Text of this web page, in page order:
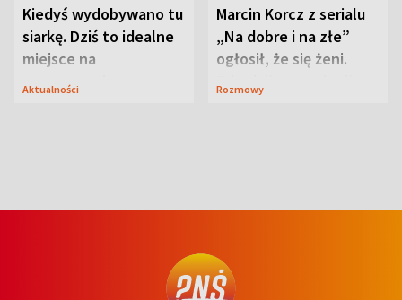
Kiedyś wydobywano tu
siarkę. Dziś to idealne
miejsce na
wypoczynek
Aktualności
Marcin Korcz z serialu
„Na dobre i na złe”
ogłosił, że się żeni.
Zdradził, co zmienił
Rozmowy